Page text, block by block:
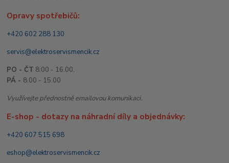
Opravy spotřebičů:
+420 602 288 130
servis@elektroservismencik.cz
PO - ČT 8:00 - 16.00,
PÁ - 8.00 - 15.00
Využívejte přednostně emailovou komunikaci.
E-shop - dotazy na náhradní díly a objednávky:
+420 607 515 698
eshop@elektroservismencik.cz